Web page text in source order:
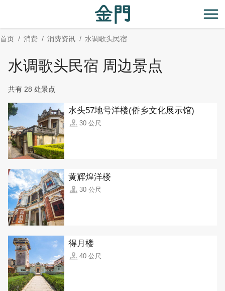
主
要
开
首页 消费 消费资讯 水调歌头民宿
水调歌头民宿 周边景点
共有 28 处景点
水头57地号洋楼(侨乡文化展示馆)
30 公尺
黄辉煌洋楼
30 公尺
得月楼
40 公尺